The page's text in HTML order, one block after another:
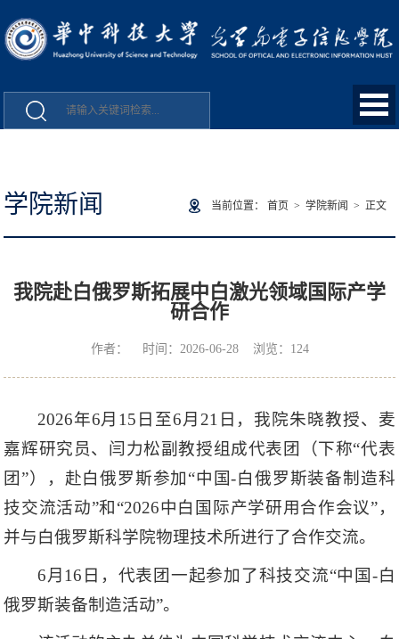
学院新闻 当前位置： 首页 > 学院新闻 > 正文
我院赴白俄罗斯拓展中白激光领域国际产学
研合作
作者： 时间：2026-06-28 浏览： 124
2026年6月15日至6月21日，我院朱晓教授、麦
嘉辉研究员、闫力松副教授组成代表团（下称“代表
团”），赴白俄罗斯参加“中国-白俄罗斯装备制造科
技交流活动”和“2026中白国际产学研用合作会议”，
并与白俄罗斯科学院物理技术所进行了合作交流。
6月16日，代表团一起参加了科技交流“中国-白
俄罗斯装备制造活动”。